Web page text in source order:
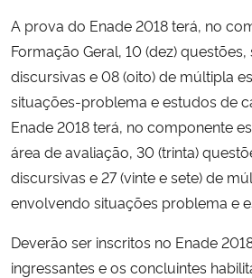
Controladoria-Geral da União
Ministério da Mulher, da Família e dos Direitos
Secretaria-Geral
Secretaria de Governo
Advocacia-Geral da União
A prova do Enade 2018 terá, no
Formação Geral, 10 (dez)
discursivas e 08 (oito) de múltipla
situações-problema e estudos de
Enade 2018 terá, no componente
área de avaliação, 30 (trinta)
discursivas e 27 (vinte e sete) de
envolvendo situações problema e
Deverão ser inscritos no Enade
ingressantes e os concluintes